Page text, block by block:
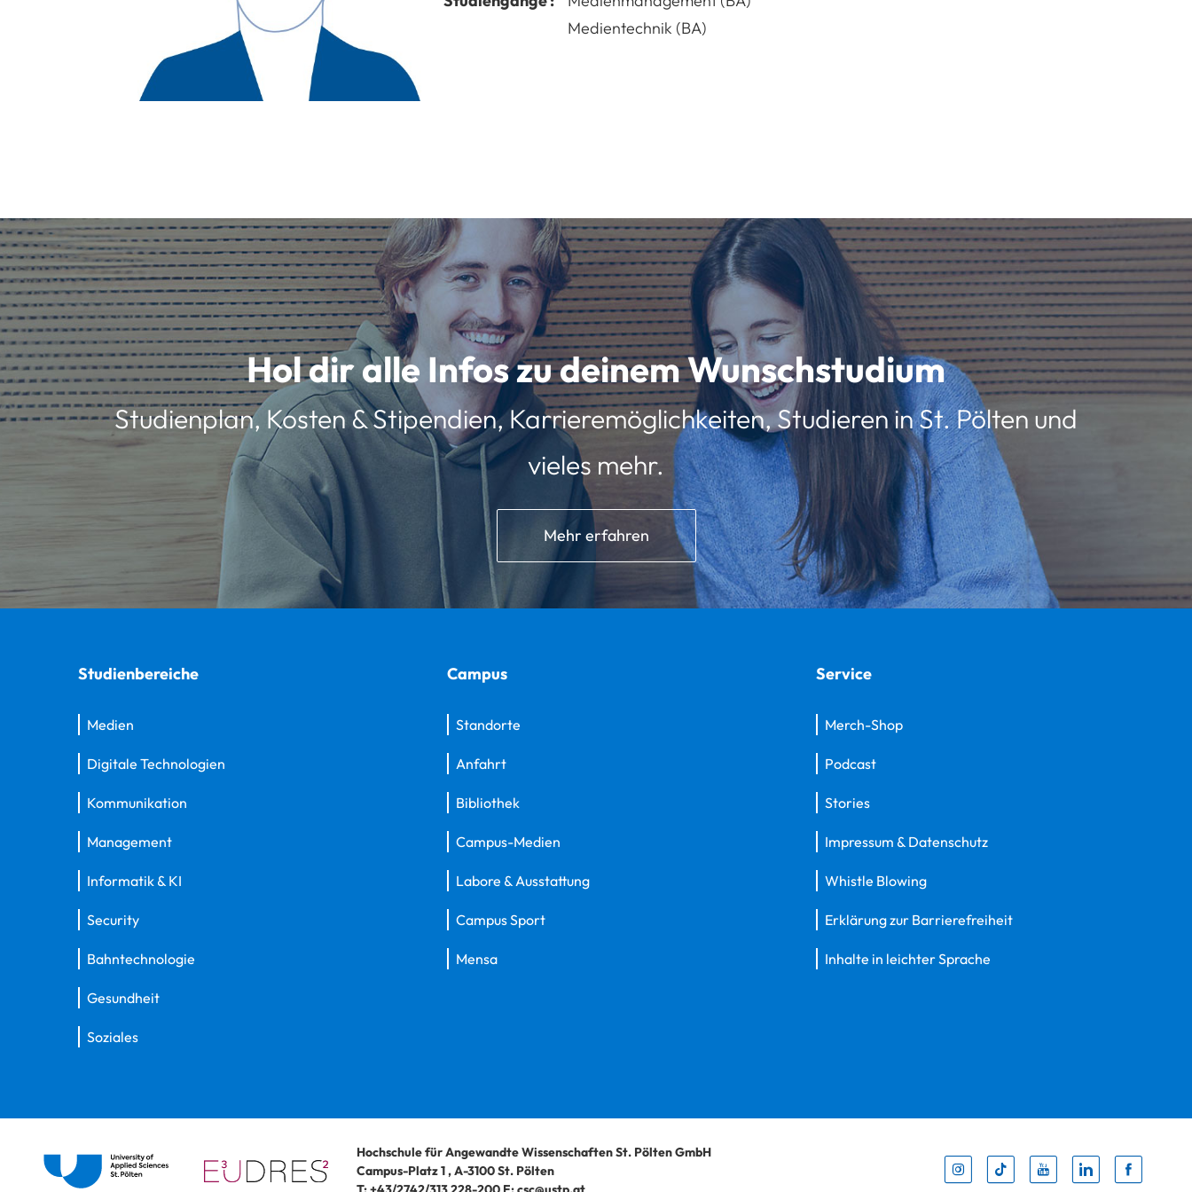
Medientechnik (BA)
Hol dir alle Infos zu deinem Wunschstudium
Studienplan, Kosten & Stipendien, Karrieremöglichkeiten, Studieren in St. Pölten und
vieles mehr.
Mehr erfahren
Studienbereiche
Medien
Digitale Technologien
Kommunikation
Management
Informatik & KI
Security
Bahntechnologie
Gesundheit
Soziales
Campus
Standorte
Anfahrt
Bibliothek
Campus-Medien
Labore & Ausstattung
Campus Sport
Mensa
Service
Merch-Shop
Podcast
Stories
Impressum & Datenschutz
Whistle Blowing
Erklärung zur Barrierefreiheit
Inhalte in leichter Sprache
Hochschule für Angewandte Wissenschaften St. Pölten GmbH
Campus-Platz 1,A-3100St. Pölten